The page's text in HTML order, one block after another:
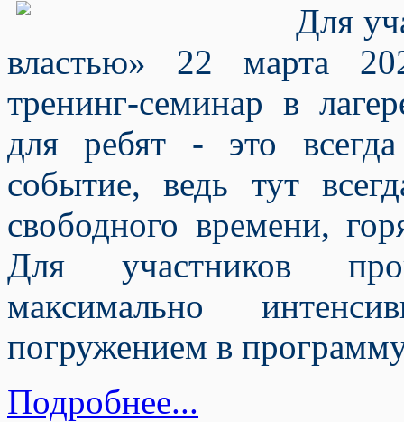
Для
властью» 22 марта
тренинг-семинар в
для ребят - это
событие, ведь тут
свободного времени,
Для участников
максимально
погружением в
Подробнее...